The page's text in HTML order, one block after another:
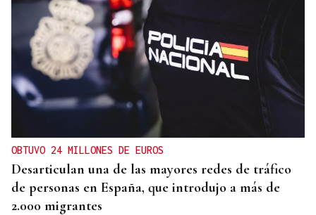
OBTUVO 24 MILLONES DE EUROS
Desarticulan una de las mayores redes de tráfico
de personas en España, que introdujo a más de
2.000 migrantes